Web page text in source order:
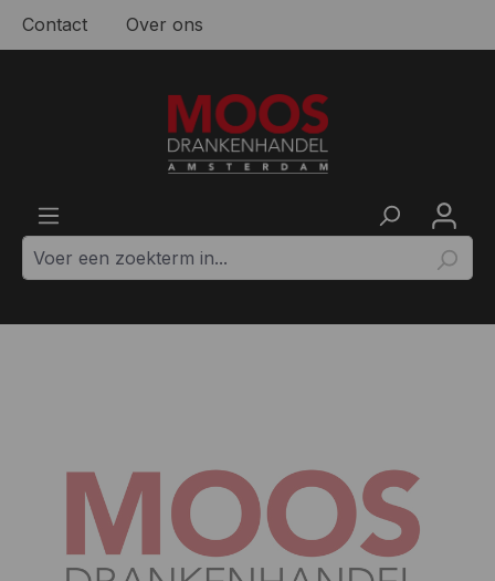
Ga naar de hoofdinhoud
Contact Over ons